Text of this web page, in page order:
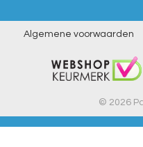
Algemene voorwaarden
© 2026